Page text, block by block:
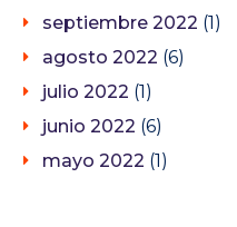
septiembre 2022 (1)
agosto 2022 (6)
julio 2022 (1)
junio 2022 (6)
mayo 2022 (1)